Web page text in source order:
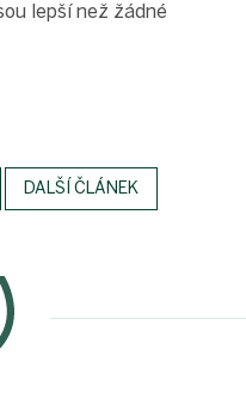
lepší než žádné
DALŠÍ ČLÁNEK